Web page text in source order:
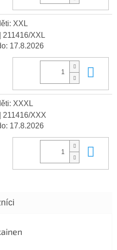
XXL
| 211416/XXL
17.8.2026
XXXL
| 211416/XXX
17.8.2026
je 5 z 5 hvězdiček.